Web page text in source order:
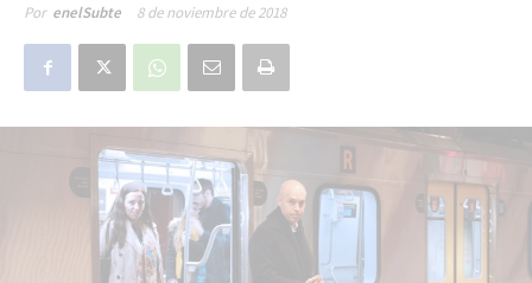
Por enelSubte 8 de noviembre de 2018